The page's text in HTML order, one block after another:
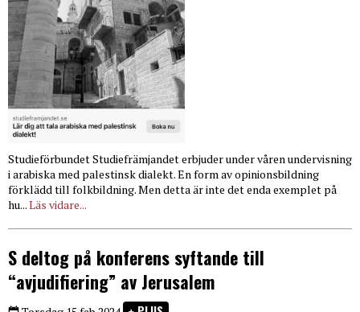
Studieförbundet Studiefrämjandet erbjuder under våren undervisning
i arabiska med palestinsk dialekt. En form av opinionsbildning
förklädd till folkbildning. Men detta är inte det enda exemplet på
hu...Läs vidare...
S deltog på konferens syftande till
“avjudifiering” av Jerusalem